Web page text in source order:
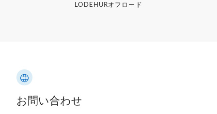
LODE HURオフロード
お問い合わせ